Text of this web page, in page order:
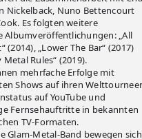
Nickelback, Nuno Bettencourt
Es folgten weitere
Albumveröffentlichungen: „All
(2014), „Lower The Bar“ (2017)
Metal Rules“ (2019).
mehrfache Erfolge mit
Shows auf ihren
auf YouTube und
Fernsehauftritte in bekannten
TV-Formaten.
Glam-Metal-Band bewegen sich